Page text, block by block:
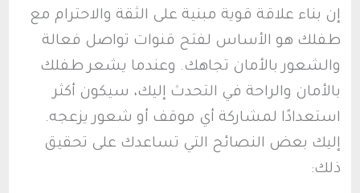
إن بناء علاقة قوية مبنية على الثقة والاحترام مع
طفلك هو الأساس لفتح قنوات تواصل فعالة
والشعور بالأمان تجاهك. وعندما يشعر طفلك
بالأمان والراحة في التحدث إليك، سيكون أكثر
استعدادًا لمشاركة أي موقف أو شعور يزعجه.
إليك بعض النصائح التي تساعدك على تحقيق
ذلك: